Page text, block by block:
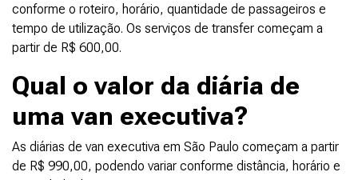
conforme o roteiro, horário, quantidade de passageiros e
tempo de utilização. Os serviços de transfer começam a
partir de R$ 600,00.
Qual o valor da diária de
uma van executiva?
As diárias de van executiva em São Paulo começam a partir
de R$ 990,00, podendo variar conforme distância, horário e